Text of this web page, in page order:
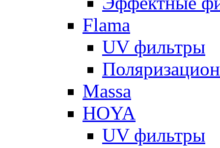
Flama
UV фильтры
Massa
HOYA
UV фильтры